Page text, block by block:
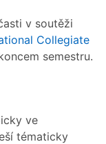
v soutěži
Collegiate
semestru.
ve
tématicky